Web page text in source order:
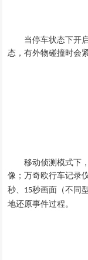
当停车状态下开
态，有外物碰撞时会
移动侦测模式下
像；万奇欧行车记录
秒、 15秒画面（不同
地还原事件过程。